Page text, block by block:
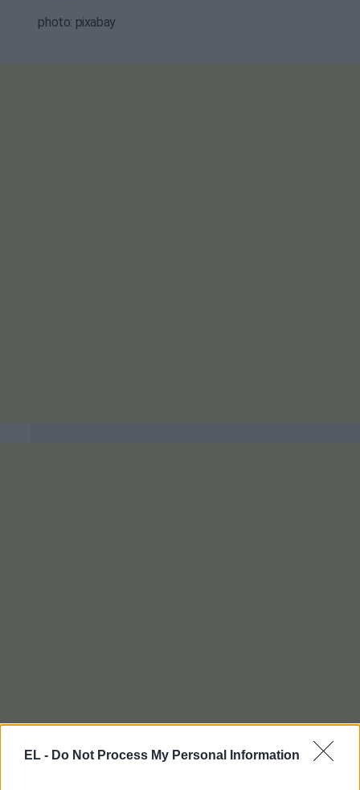
EL - Do Not Process My Personal Information
photo: pixabay